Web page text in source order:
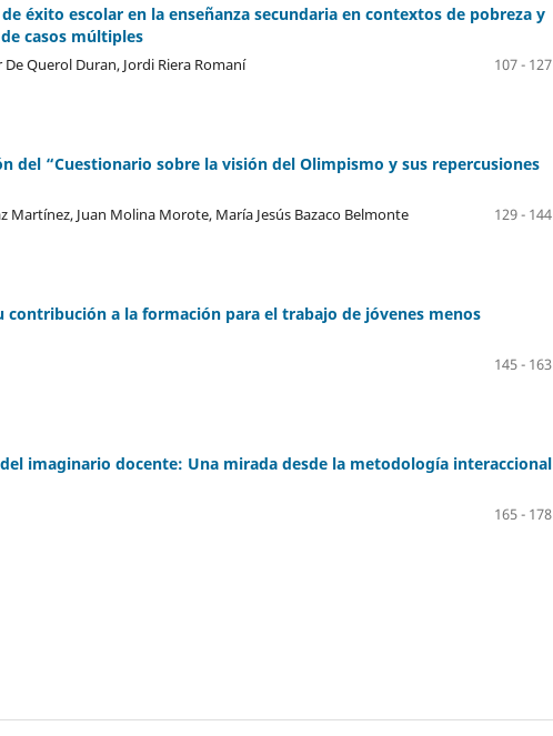
éxito escolar en la enseñanza secundaria en contextos de pobreza y
casos múltiples
Querol Duran, Jordi Riera Romaní
107 - 127
del “Cuestionario sobre la visión del Olimpismo y sus repercusiones
Juan Molina Morote, María Jesús Bazaco Belmonte
129 - 144
a la formación para el trabajo de jóvenes menos
145 - 163
imaginario docente: Una mirada desde la metodología interaccional
165 - 178